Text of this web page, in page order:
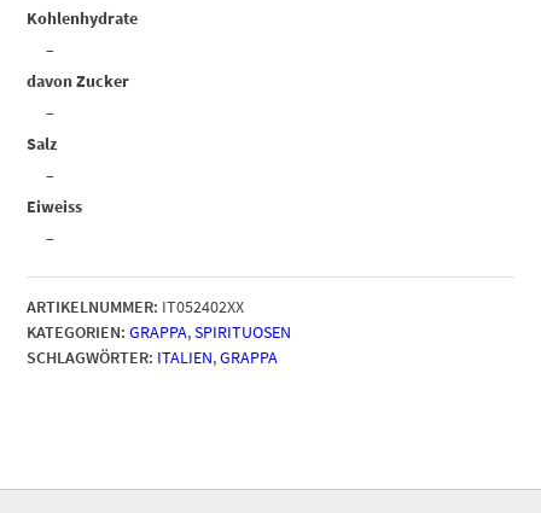
Kohlenhydrate
–
davon Zucker
–
Salz
–
Eiweiss
–
ARTIKELNUMMER: IT052402XX
KATEGORIEN: GRAPPA,SPIRITUOSEN
SCHLAGWÖRTER: ITALIEN,GRAPPA